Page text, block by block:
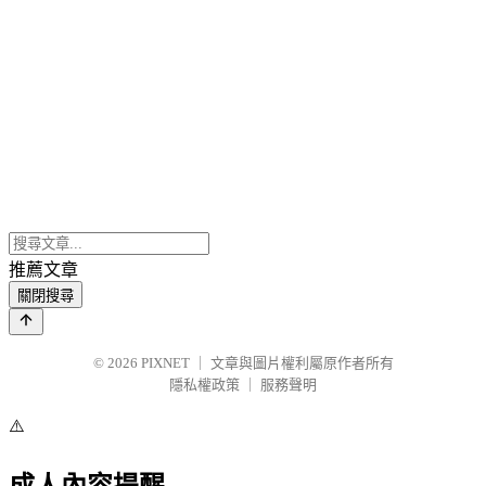
推薦文章
關閉搜尋
© 2026 PIXNET
文章與圖片權利屬原作者所有
隱私權政策
服務聲明
⚠️